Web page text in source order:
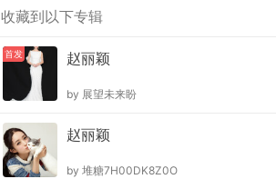
收藏到以下专辑
首发 赵丽颖
by 展望未来盼
赵丽颖
by 堆糖7H00DK8Z0O